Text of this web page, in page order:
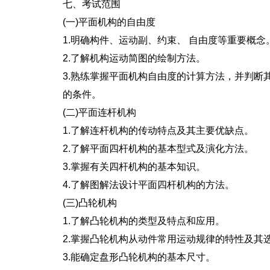
七、考试范围
(一)平面机构的自由度
1.明确构件、运动副、约束、 自由度等重要概念。
2.了解机构运动简图的绘制方法。
3.熟练掌握平面机构自由度的计算方法，并判断
的条件。
(二)平面连杆机构
1.了解连杆机构的传动特点及其主要优缺点。
2.了解平面四杆机构的基本型式及演化方法。
3.掌握有关四杆机构的基本知识。
4.了解图解法设计平面四杆机构的方法。
(三)凸轮机构
1.了解凸轮机构的类型及特点和应用。
2.掌握凸轮机构从动件常用运动规律的特性及其选
3.能确定盘形凸轮机构的基本尺寸。